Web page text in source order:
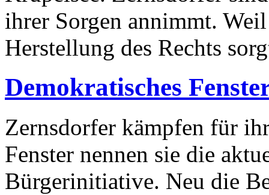
ihrer Sorgen annimmt.
Herstellung des Rechts
Demokratisches
Zernsdorfer kämpfen für
Fenster nennen sie die
Bürgerinitiative. Neu die